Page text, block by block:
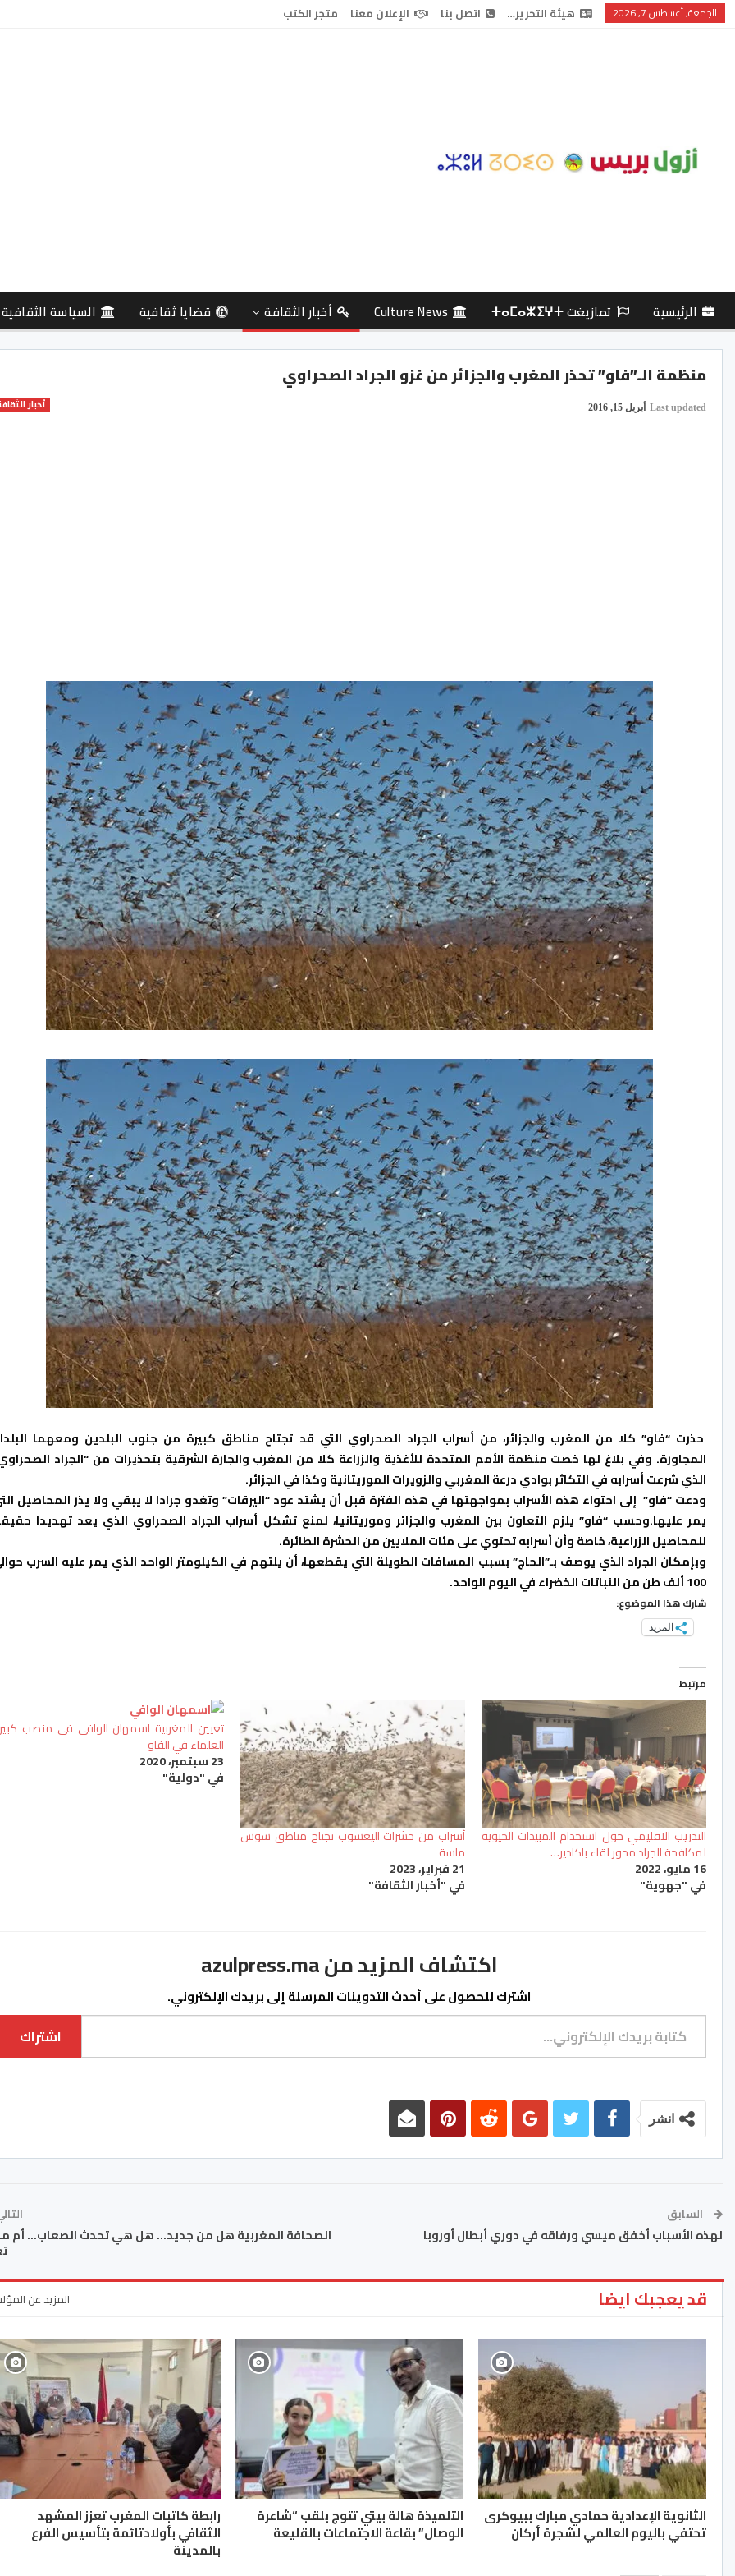
الجمعة, أغسطس 7, 2026 هيئة التحرير… اتصل بنا الإعلان معنا متجر الكتب
الرئيسية تمازيغت ⵜⴰⵎⴰⵣⵉⵖⵜ Culture News أخبار الثقافة قضايا ثقافية السياسة الثقافية
منظمة الـ”فاو” تحذر المغرب والجزائر من غزو الجراد الصحراوي
أخبار Last updated أبريل 15, 2016
حذرت “فاو” كلا من المغرب والجزائر، من أسراب الجراد الصحراوي التي قد تجتاح مناطق كبيرة من جنوب البلدين ومعهما
المجاورة. وفي بلاغ لها خصت منظمة الأمم المتحدة للأغذية والزراعة كلا من المغرب والجارة الشرقية بتحذيرات من “الجراد
الذي شرعت أسرابه في التكاثر بوادي درعة المغربي والزويرات الموريتانية وكذا في الجزائر.
ودعت “فاو” إلى احتواء هذه الأسراب بمواجهتها في هذه الفترة قبل أن يشتد عود “اليرقات” وتغدو جرادا لا يبقي ولا يذر المحاصيل
يمر عليها.وحسب “فاو” يلزم التعاون بين المغرب والجزائر وموريتانيا، لمنع تشكل أسراب الجراد الصحراوي الذي يعد تهديدا
للمحاصيل الزراعية، خاصة وأن أسرابه تحتوي على مئات الملايين من الحشرة الطائرة.
وبإمكان الجراد الذي يوصف بـ”الحاج” بسبب المسافات الطويلة التي يقطعها، أن يلتهم في الكيلومتر الواحد الذي يمر عليه السرب
100 ألف طن من النباتات الخضراء في اليوم الواحد.
شارك هذا الموضوع:
المزيد
مرتبط
التدريب الاقليمي حول استخدام المبيدات الحيوية
لمكافحة الجراد محور لقاء باكادير…
16 مايو، 2022
في "جهوية"
أسراب من حشرات اليعسوب تجتاح مناطق سوس
ماسة
21 فبراير، 2023
في "أخبار الثقافة"
تعيين المغربية اسمهان الوافي في منصب كبير
العلماء في الفاو
23 سبتمبر، 2020
في "دولية"
اكتشاف المزيد من azulpress.ma
اشترك للحصول على أحدث التدوينات المرسلة إلى بريدك الإلكتروني.
كتابة بريدك الإلكتروني...
اشتراك
انشر
السابق
لهذه الأسباب أخفق ميسي ورفاقه في دوري أبطال أوروبا الصحافة المغربية هل من جديد… هل هي تحدث الصعاب… أم
قد يعجبك ايضا المزيد عن
الثانوية الإعدادية حمادي مبارك ببيوكرى
تحتفي باليوم العالمي لشجرة أركان
التلميذة هالة بيتي تتوج بلقب “شاعرة
الوصال” بقاعة الاجتماعات بالقليعة
رابطة كاتبات المغرب تعزز المشهد
الثقافي بأولادتائمة بتأسيس الفرع
بالمدينة